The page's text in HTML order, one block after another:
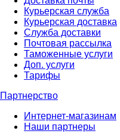
Курьерская служба
Курьерская доставка
Служба доставки
Почтовая рассылка
Таможенные услуги
Доп. услуги
Тарифы
Партнерство
Интернет-магазинам
Наши партнеры